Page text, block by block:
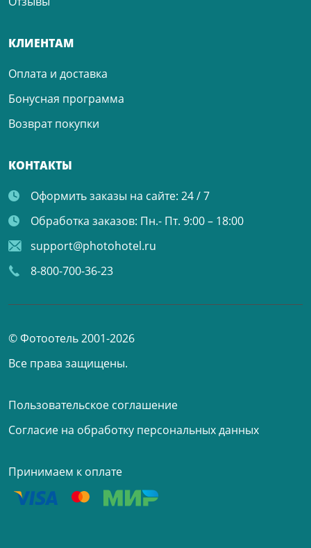
КЛИЕНТАМ
Оплата и доставка
Бонусная программа
Возврат покупки
КОНТАКТЫ
Оформить заказы на сайте: 24 / 7
Обработка заказов: Пн.- Пт. 9:00 – 18:00
support@photohotel.ru
8-800-700-36-23
© Фотоотель 2001-2026
Все права защищены.
Пользовательское соглашение
Согласие на обработку персональных данных
Принимаем к оплате